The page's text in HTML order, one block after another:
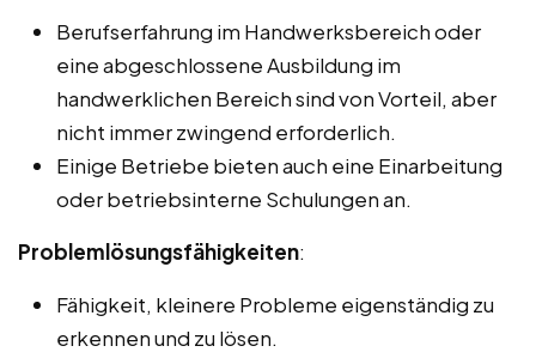
Berufserfahrung im Handwerksbereich oder
eine abgeschlossene Ausbildung im
handwerklichen Bereich sind von Vorteil, aber
nicht immer zwingend erforderlich.
Einige Betriebe bieten auch eine Einarbeitung
oder betriebsinterne Schulungen an.
Problemlösungsfähigkeiten:
Fähigkeit, kleinere Probleme eigenständig zu
erkennen und zu lösen.